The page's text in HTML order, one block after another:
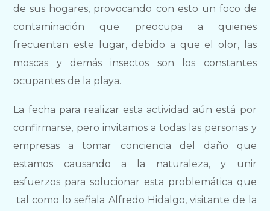
de sus hogares, provocando con esto un foco de
contaminación que preocupa a quienes
frecuentan este lugar, debido a que el olor, las
moscas y demás insectos son los constantes
ocupantes de la playa.
La fecha para realizar esta actividad aún está por
confirmarse, pero invitamos a todas las personas y
empresas a tomar conciencia del daño que
estamos causando a la naturaleza, y unir
esfuerzos para solucionar esta problemática que
tal como lo señala Alfredo Hidalgo, visitante de la